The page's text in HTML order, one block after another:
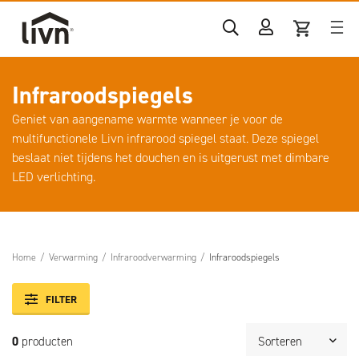
Infraroodspiegels
Geniet van aangename warmte wanneer je voor de
multifunctionele Livn infrarood spiegel staat. Deze spiegel
beslaat niet tijdens het douchen en is uitgerust met dimbare
LED verlichting.
Home / Verwarming / Infraroodverwarming / Infraroodspiegels
FILTER
0 producten